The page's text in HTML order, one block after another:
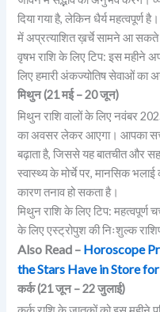
दिया गया है, लेकिन धैर्य महत्वपूर्ण
में अप्रत्याशित ख़र्चे सामने आ सकते
वृषभ राशि के लिए टिप: इस महीने
लिए हमारी अंकज्योतिष सेवाओं का
मिथुन (21 मई – 20 जून)
मिथुन राशि वालों के लिए नवंबर
का अवसर लेकर आएगा। आपका
बढ़ाता है, जिससे यह बातचीत और
स्वास्थ्य के मोर्चे पर, मानसिक
कारण तनाव हो सकता है।
मिथुन राशि के लिए टिप: महत्वपूर्ण
के लिए एस्ट्रोपुश की निःशुल्क
Also Read – Horoscope
the Stars Have in Store
कर्क (21 जून – 22 जुलाई)